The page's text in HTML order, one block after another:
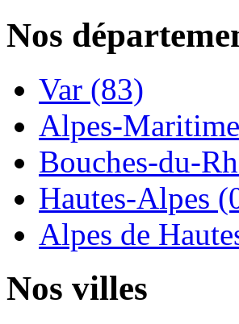
Nos
Var (83)
Alpes-
Bouches-du-
Hautes-Alpes
Alpes de
Nos villes